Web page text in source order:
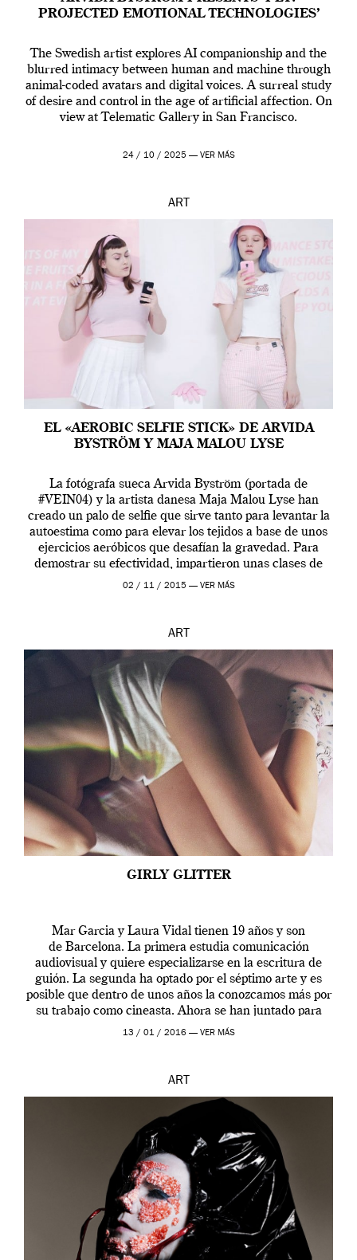
PROJECTED EMOTIONAL TECHNOLOGIES’
The Swedish artist explores AI companionship and the
blurred intimacy between human and machine through
animal-coded avatars and digital voices. A surreal study
of desire and control in the age of artificial affection. On
view at Telematic Gallery in San Francisco.
24 / 10 / 2025 — VER MÁS
ART
EL «AEROBIC SELFIE STICK» DE ARVIDA
BYSTRÖM Y MAJA MALOU LYSE
La fotógrafa sueca Arvida Byström (portada de
#VEIN04) y la artista danesa Maja Malou Lyse han
creado un palo de selfie que sirve tanto para levantar la
autoestima como para elevar los tejidos a base de unos
ejercicios aeróbicos que desafían la gravedad. Para
demostrar su efectividad, impartieron unas clases de
prueba en el Tate […]
02 / 11 / 2015 — VER MÁS
ART
GIRLY GLITTER
Mar Garcia y Laura Vidal tienen 19 años y son
de Barcelona. La primera estudia comunicación
audiovisual y quiere especializarse en la escritura de
guión. La segunda ha optado por el séptimo arte y es
posible que dentro de unos años la conozcamos más por
su trabajo como cineasta. Ahora se han juntado para
contarnos una […]
13 / 01 / 2016 — VER MÁS
ART